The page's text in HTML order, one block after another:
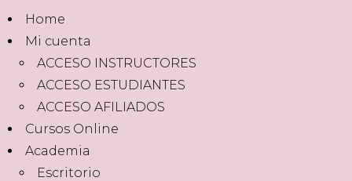
Home
Mi cuenta
ACCESO INSTRUCTORES
ACCESO ESTUDIANTES
ACCESO AFILIADOS
Cursos Online
Academia
Escritorio